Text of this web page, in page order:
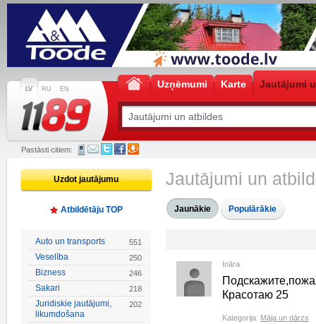
LV RU EN Uzņēmumi Karte Jautājumi
Pastāsti citiem:
Uzdot jautājumu
Atbildētāju TOP
Auto un transports 551
Veselība 250
Bizness 246
Sakari 218
Juridiskie jautājumi,
likumdošana
202
Jautājumi un
Jaunākie Populārākie
Ināra
Красотаю 25
Kategorija: Māja un dārzs